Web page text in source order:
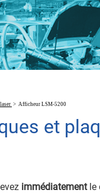
> Afficheur LSM-5200
et
immédiatementle